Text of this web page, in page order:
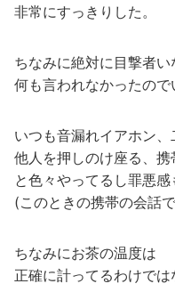
非常にすっきりした。
ちなみに絶対に目撃者い
何も言われなかったので
いつも音漏れイアホン、
他人を押しのけ座る、携
と色々やってるし罪悪感
(このときの携帯の会話
ちなみにお茶の温度は
正確に計ってるわけで